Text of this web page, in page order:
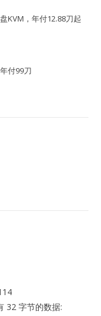
KVM，年付12.88刀起
付99刀
32 字节的数据: